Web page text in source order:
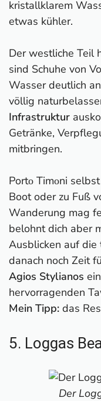
kristallklarem
etwas kühler.
Der westliche Teil
sind Schuhe von
Wasser deutlich
völlig
Infrastruktur
Getränke,
mitbringen.
Portо Timοni
Boot oder zu Fuß
Wanderung mag
belohnt dich aber
Ausblicken auf die
danach noch Zeit
Agios Stylianos
hervorragenden
Mein Tipp: das
5. Loggas
Der